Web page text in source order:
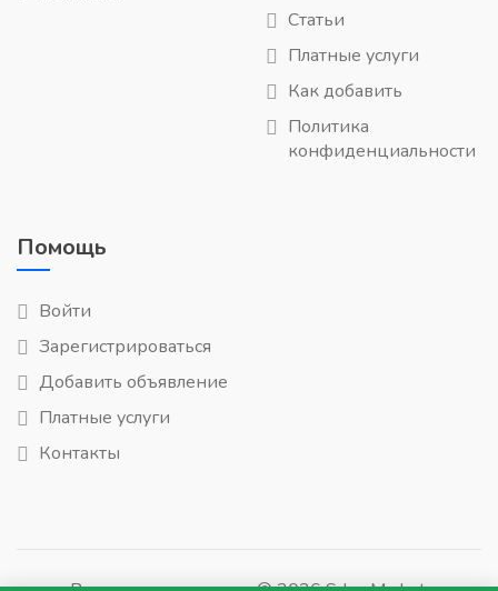
Статьи
Платные услуги
Как добавить
Политика
конфиденциальности
Помощь
Войти
Зарегистрироваться
Добавить объявление
Платные услуги
Контакты